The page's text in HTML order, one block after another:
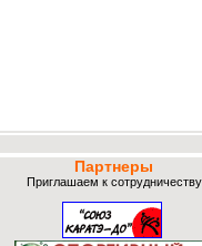
Партнеры
Приглашаем к